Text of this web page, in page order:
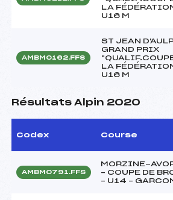
LA
U16 M
AMBM0162.FFS
ST JEAN
GRAND PRIX
LA
U16 M
Résultats Alpin 2020
Codex Course
AMBM0791.FFS
MORZINE-
– COUPE DE
– U14 –